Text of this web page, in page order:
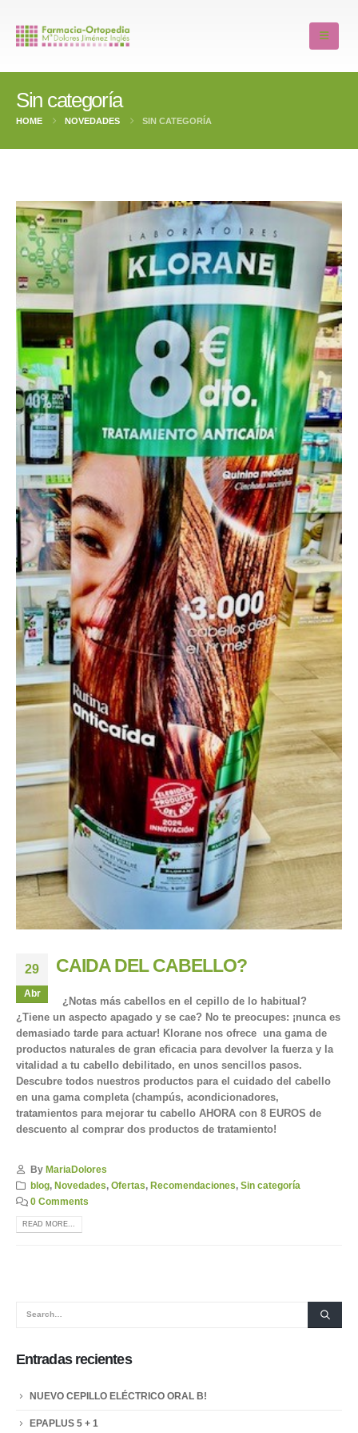
Sin categoría
HOME NOVEDADES SIN CATEGORÍA
29
Abr
CAIDA DEL CABELLO?
¿Notas más cabellos en el cepillo de lo habitual?
¿Tiene un aspecto apagado y se cae? No te preocupes: ¡nunca es
demasiado tarde para actuar! Klorane nos ofrece una gama de
productos naturales de gran eficacia para devolver la fuerza y la
vitalidad a tu cabello debilitado, en unos sencillos pasos.
Descubre todos nuestros productos para el cuidado del cabello
en una gama completa (champús, acondicionadores,
tratamientos para mejorar tu cabello AHORA con 8 EUROS de
descuento al comprar dos productos de tratamiento!
By MariaDolores
blog, Novedades, Ofertas, Recomendaciones, Sin categoría
0 Comments
READ MORE...
Entradas recientes
NUEVO CEPILLO ELÉCTRICO ORAL B!
EPAPLUS 5 + 1